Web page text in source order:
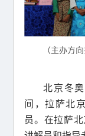
（主办方向
北京冬
间，拉萨北
员。在拉萨